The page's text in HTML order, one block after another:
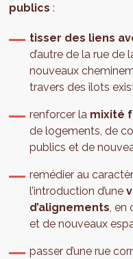
publics :
tisser des liens
d’autre de la rue de
nouveaux
travers des îlots
renforcer la mixité
de logements, de
publics et de
remédier au
l’introduction d’une
d’alignements, en
et de nouveaux
passer d’une rue